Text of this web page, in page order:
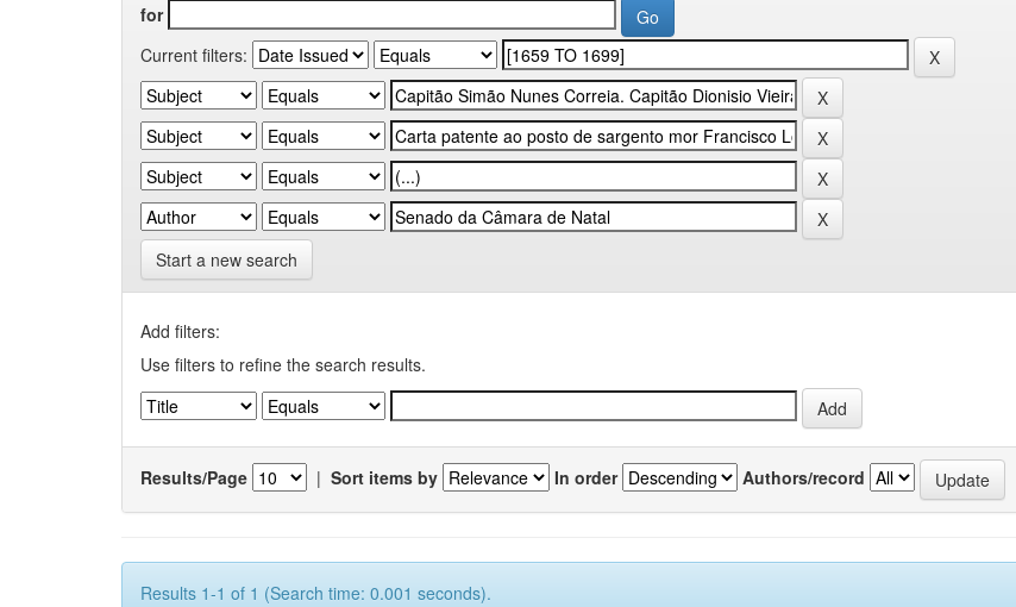
for
Current filters:
Start a new search
Add filters:
Use filters to refine the search results.
Results/Page | Sort items by In order Authors/record
Results 1-1 of 1 (Search time: 0.001 seconds).